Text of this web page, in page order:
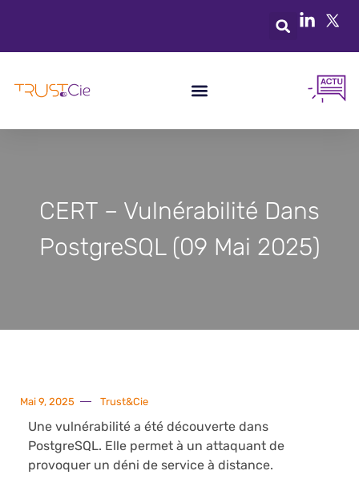
CERT – Vulnérabilité Dans
PostgreSQL (09 Mai 2025)
Mai 9, 2025 Trust&Cie
Une vulnérabilité a été découverte dans
PostgreSQL. Elle permet à un attaquant de
provoquer un déni de service à distance.